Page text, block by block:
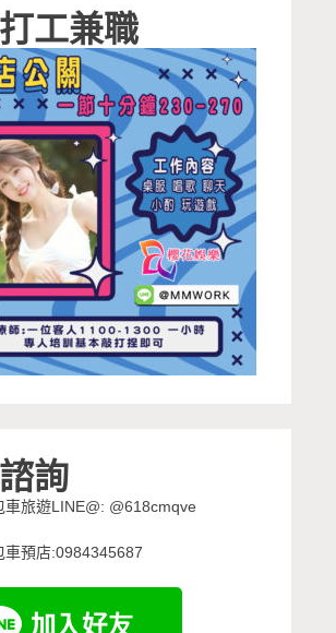
工兼職
詢
車旅遊LINE@: @618cmqve
車預店:0984345687